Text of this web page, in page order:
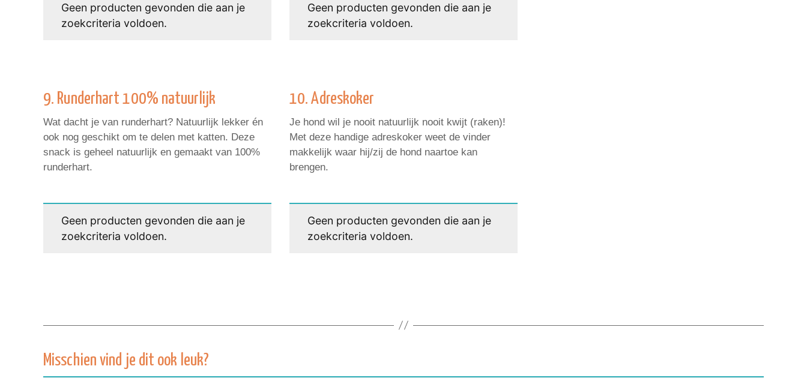
Geen producten gevonden die aan je
zoekcriteria voldoen.
9. Runderhart 100% natuurlijk
Wat dacht je van runderhart? Natuurlijk lekker én
ook nog geschikt om te delen met katten. Deze
snack is geheel natuurlijk en gemaakt van 100%
runderhart.
Geen producten gevonden die aan je
zoekcriteria voldoen.
Geen producten gevonden die aan je
zoekcriteria voldoen.
10. Adreskoker
Je hond wil je nooit natuurlijk nooit kwijt (raken)!
Met deze handige adreskoker weet de vinder
makkelijk waar hij/zij de hond naartoe kan
brengen.
Geen producten gevonden die aan je
zoekcriteria voldoen.
Misschien vind je dit ook leuk?